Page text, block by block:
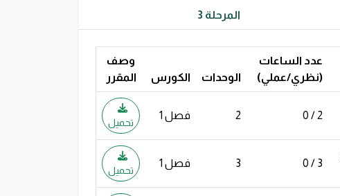
المرحلة 3
عدد الساعات
(نظري/عملي)
الوحدات الكورس
وصف
المقرر
2 / 0
2 فصل 1
تحميل
3 / 0
3 فصل 1
تحميل